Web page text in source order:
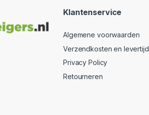
Klantenservice
Algemene voorwaarden
Verzendkosten en levertijd
Privacy Policy
Retourneren